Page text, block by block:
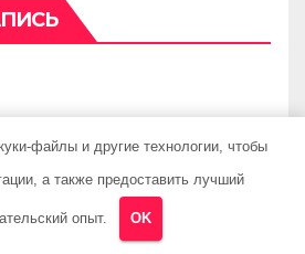
METCOM16_RU
файлы и другие технологии, чтобы
а также предоставить лучший
опыт. OK